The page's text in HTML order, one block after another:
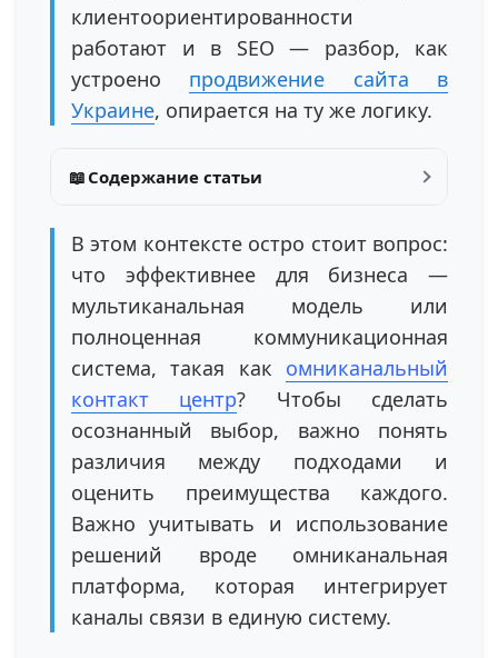
клиентоориентированности
работают и в SEO — разбор, как
устроено продвижение сайта в
Украине, опирается на ту же логику.
📖 Содержание статьи
В этом контексте остро стоит вопрос:
что эффективнее для бизнеса —
мультиканальная модель или
полноценная коммуникационная
система, такая как омниканальный
контакт центр? Чтобы сделать
осознанный выбор, важно понять
различия между подходами и
оценить преимущества каждого.
Важно учитывать и использование
решений вроде омниканальная
платформа, которая интегрирует
каналы связи в единую систему.